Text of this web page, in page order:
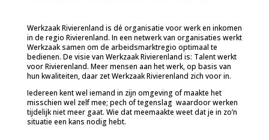
Werkzaak Rivierenland is dé organisatie voor werk en inkomen
in de regio Rivierenland. In een netwerk van organisaties werkt
Werkzaak samen om de arbeidsmarktregio optimaal te
bedienen. De visie van Werkzaak Rivierenland is: Talent werkt
voor Rivierenland. Meer mensen aan het werk, op basis van
hun kwaliteiten, daar zet Werkzaak Rivierenland zich voor in.
Iedereen kent wel iemand in zijn omgeving of maakte het
misschien wel zelf mee; pech of tegenslag waardoor werken
tijdelijk niet meer gaat. Wie dat meemaakte weet dat je in zo’n
situatie een kans nodig hebt.